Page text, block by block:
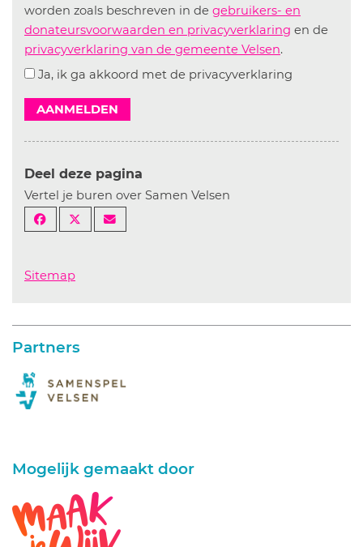
worden zoals beschreven in de gebruikers- en
donateursvoorwaarden en privacyverklaring en de
privacyverklaring van de gemeente Velsen.
Ja, ik ga akkoord met de privacyverklaring
AANMELDEN
Deel deze pagina
Vertel je buren over Samen Velsen
Sitemap
Partners
Mogelijk gemaakt door